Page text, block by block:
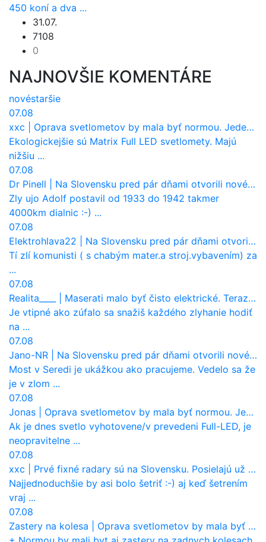
450 koní a dva ...
31.07.
7108
0
NAJNOVŠIE KOMENTÁRE
novéstaršie
07.08
xxc
Oprava svetlometov by mala byť normou. Jeden nový dnes stojí priemerne 1251 eur!
Ekologickejšie sú Matrix Full LED svetlomety. Majú
nižšiu ...
07.08
Dr Pinell
Na Slovensku pred pár dňami otvorili nové mosty, ktoré to sú?
Zly ujo Adolf postavil od 1933 do 1942 takmer
4000km dialnic :-) ...
07.08
Elektrohlava22
Na Slovensku pred pár dňami otvorili nové mosty, ktoré to sú?
Tí zlí komunisti ( s chabým mater.a stroj.vybavením) za
...
07.08
Realita____
Maserati malo byť čisto elektrické. Teraz zisťuje, že potrebuje nový osemvalcový motor
Je vtipné ako zúfalo sa snažiš každého zlyhanie hodiť
na ...
07.08
Jano-NR
Na Slovensku pred pár dňami otvorili nové mosty, ktoré to sú?
Most v Seredi je ukážkou ako pracujeme. Vedelo sa že
je v zlom ...
07.08
Jonas
Oprava svetlometov by mala byť normou. Jeden nový dnes stojí priemerne 1251 eur!
Ak je dnes svetlo vyhotovene/v prevedeni Full-LED, je
neopravitelne ...
07.08
xxc
Prvé fixné radary sú na Slovensku. Posielajú už pokuty? Ukáže ich Waze?
Najjednoduchšie by asi bolo šetriť :-) aj keď šetrením
vraj ...
07.08
Zastery na kolesa
Oprava svetlometov by mala byť normou. Jeden nový dnes stojí priemerne 1251 eur!